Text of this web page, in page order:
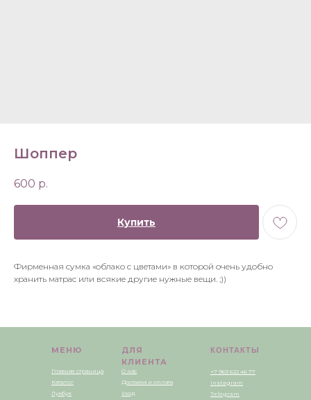
Шоппер
600 р.
Купить
Фирменная сумка «облако с цветами» в которой очень удобно
хранить матрас или всякие другие нужные вещи. ;))
МЕНЮ
Главная страница
Каталог
Лукбук
ДЛЯ
КЛИЕНТА
О нас
Доставка и оплата
Уход
КОНТАКТЫ
+7 963 622 46 77
Instagram
Telegram